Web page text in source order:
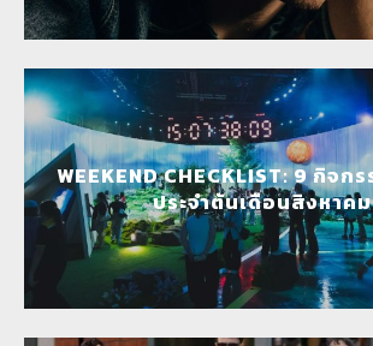
WEEKEND CHECKLIST: 9 กิจก
ประจำต้นเดือนสิงหาค